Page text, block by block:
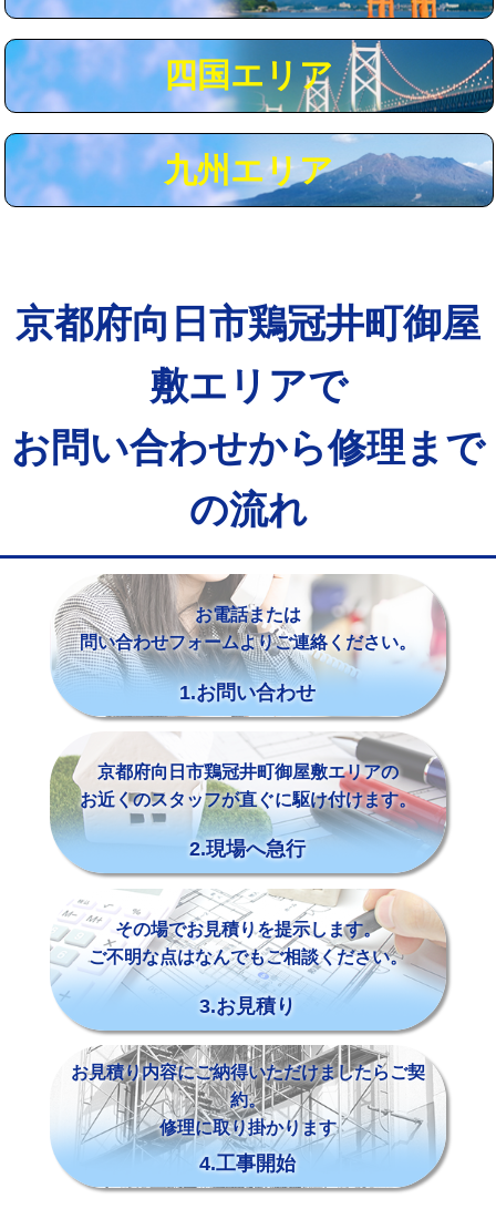
※給水管工事は20mmまでの価格です。
四国エリア
九州エリア
京都府向日市鶏冠井町御屋
敷エリアで
お問い合わせから修理まで
の流れ
お電話または
問い合わせフォームよりご連絡ください。
1.お問い合わせ
京都府向日市鶏冠井町御屋敷エリアの
お近くのスタッフが直ぐに駆け付けます。
2.現場へ急行
その場でお見積りを提示します。
ご不明な点はなんでもご相談ください。
3.お見積り
お見積り内容にご納得いただけましたらご契
約。
修理に取り掛かります
4.工事開始